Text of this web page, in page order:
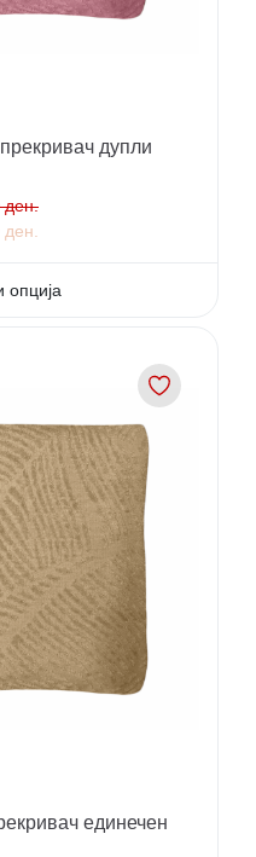
дупли
ден.
ден.
опција
единечен